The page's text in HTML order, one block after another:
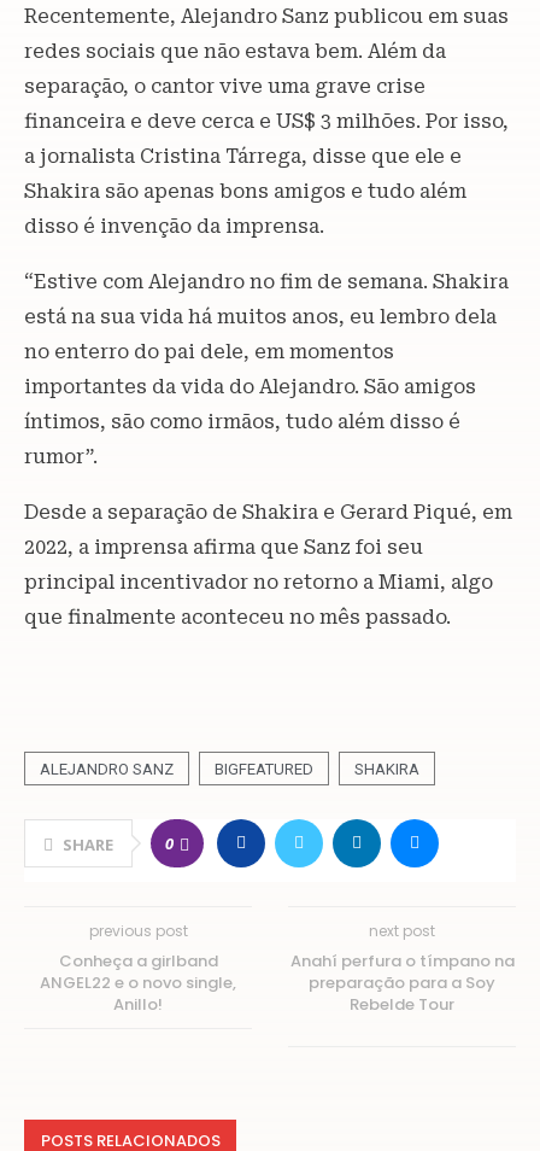
Recentemente, Alejandro Sanz publicou em suas
redes sociais que não estava bem. Além da
separação, o cantor vive uma grave crise
financeira e deve cerca e US$ 3 milhões. Por isso,
a jornalista Cristina Tárrega, disse que ele e
Shakira são apenas bons amigos e tudo além
disso é invenção da imprensa.
“Estive com Alejandro no fim de semana. Shakira
está na sua vida há muitos anos, eu lembro dela
no enterro do pai dele, em momentos
importantes da vida do Alejandro. São amigos
íntimos, são como irmãos, tudo além disso é
rumor”.
Desde a separação de Shakira e Gerard Piqué, em
2022, a imprensa afirma que Sanz foi seu
principal incentivador no retorno a Miami, algo
que finalmente aconteceu no mês passado.
ALEJANDRO SANZ BIGFEATURED SHAKIRA
SHARE 0
previous post
Conheça a girlband
ANGEL22 e o novo single,
Anillo!
next post
Anahí perfura o tímpano na
preparação para a Soy
Rebelde Tour
POSTS RELACIONADOS